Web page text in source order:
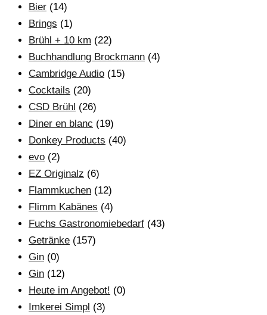
Bier (14)
Brings (1)
Brühl + 10 km (22)
Buchhandlung Brockmann (4)
Cambridge Audio (15)
Cocktails (20)
CSD Brühl (26)
Diner en blanc (19)
Donkey Products (40)
evo (2)
EZ Originalz (6)
Flammkuchen (12)
Flimm Kabänes (4)
Fuchs Gastronomiebedarf (43)
Getränke (157)
Gin (0)
Gin (12)
Heute im Angebot! (0)
Imkerei Simpl (3)